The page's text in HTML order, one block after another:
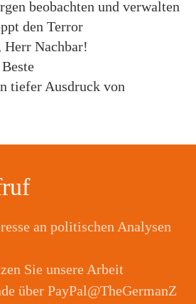
beobachten und verwalten
den Terror
Herr Nachbar!
tiefer Ausdruck von
an politischen Analysen
Sie unsere Arbeit
über PayPal@TheGermanZ